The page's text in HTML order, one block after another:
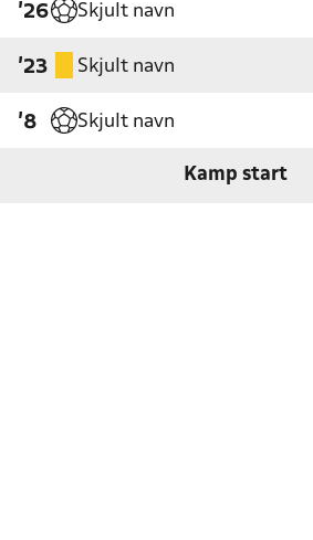
'26 Skjult navn
'23 Skjult navn
'8 Skjult navn
Kamp start